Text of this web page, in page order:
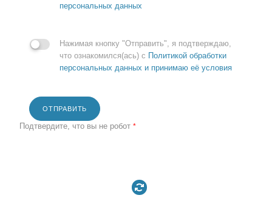
персональных данных
Нажимая кнопку "Отправить", я подтверждаю,
что ознакомился(ась) с Политикой обработки
персональных данных и принимаю её условия
ОТПРАВИТЬ
Подтвердите, что вы не робот *